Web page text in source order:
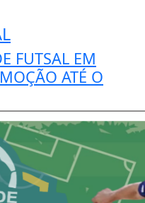
FUTSAL EM
ATÉ O